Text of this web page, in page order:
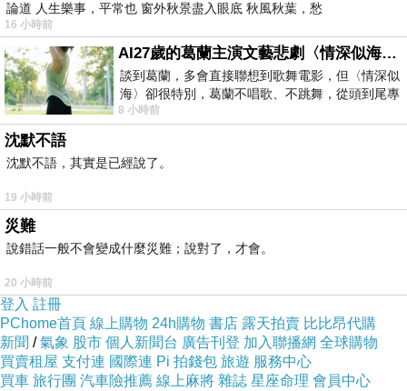
4.模式壓縮
這些運作會形成一組穩定的神經回路，使聽者能迅速辨認
旋律風格與情緒傾向。因此旋律是一種「神經可塑性語
言」。任何文化或技術的變化，都可能改變人類的旋律預
測方式，而預測方式會影響神經結構。旋律是神經網絡的
產物。當輸入模式改變，神經網絡也會調整。
AI 旋律的統計性質：演算法生成是重新分布
AI 生成旋律的方式不同於人類作曲：
- AI 依賴統計分布、特徵抽取與向量空間
這代表 AI 旋律具有新的特徵分布：
- 更頻繁的特定音程組合
- 更平滑或更碎片化的旋律線
論道 人生樂事，平常也 窗外秋景盡入眼底 秋風秋葉，愁
16 小時前
AI27歲的葛蘭主演文藝悲劇〈情深似海〉 #戀上老電影 #葛蘭 #粟子
談到葛蘭，多會直接聯想到歌舞電影，但〈情深似
海〉卻很特別，葛蘭不唱歌、不跳舞，從頭到尾專
心演戲。拍攝期間，經常工作超過12個鐘
8 小時前
沈默不語
沈默不語，其實是已經說了。
19 小時前
災難
說錯話一般不會變成什麼災難；說對了，才會。
20 小時前
登入 註冊
PChome首頁 線上購物 24h購物 書店 露天拍賣 比比昂代購
新聞 /氣象 股市 個人新聞台 廣告刊登 加入聯播網 全球購物
買賣租屋 支付連 國際連 Pi 拍錢包 旅遊 服務中心
買車 旅行團 汽車險推薦 線上麻將 雜誌 星座命理 會員中心